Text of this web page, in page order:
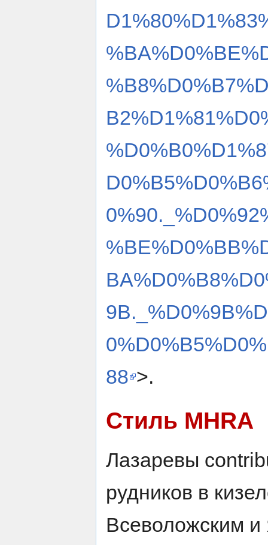
88 >.
Стиль MHRA
Лазаревы
рудников в
Всеволожским